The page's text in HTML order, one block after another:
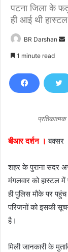
पटना जिला के
ही आई थी
BR Darshan
d
1 minute read
प्रतिकात्मक
बीआर दर्शन । बक्सर
शहर के पुराना सदर
मंगलवार को हास्टल
ही पुलिस मौके पर
परिजनों को इसकी
है।
मिली जानकारी के